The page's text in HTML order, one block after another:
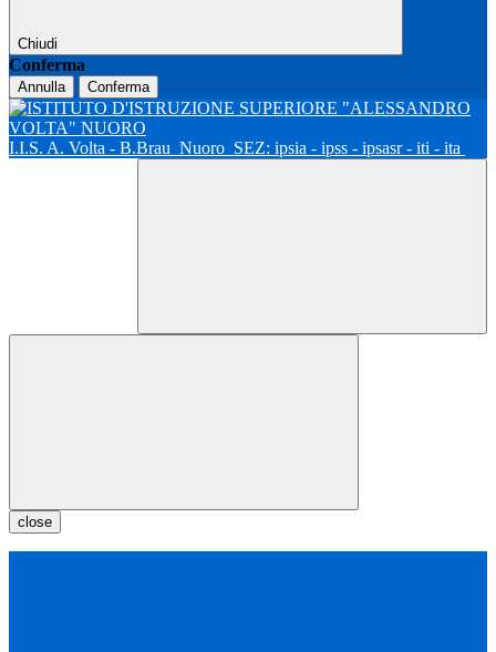
Chiudi
Conferma
Annulla Conferma
I.I.S. A. Volta - B.Brau Nuoro SEZ: ipsia - ipss - ipsasr - iti - ita
close